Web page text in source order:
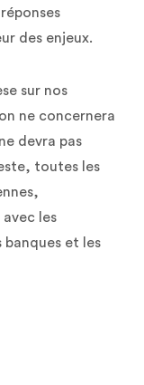
des enjeux.
sur nos
ne concernera
devra pas
toutes les
les
et les